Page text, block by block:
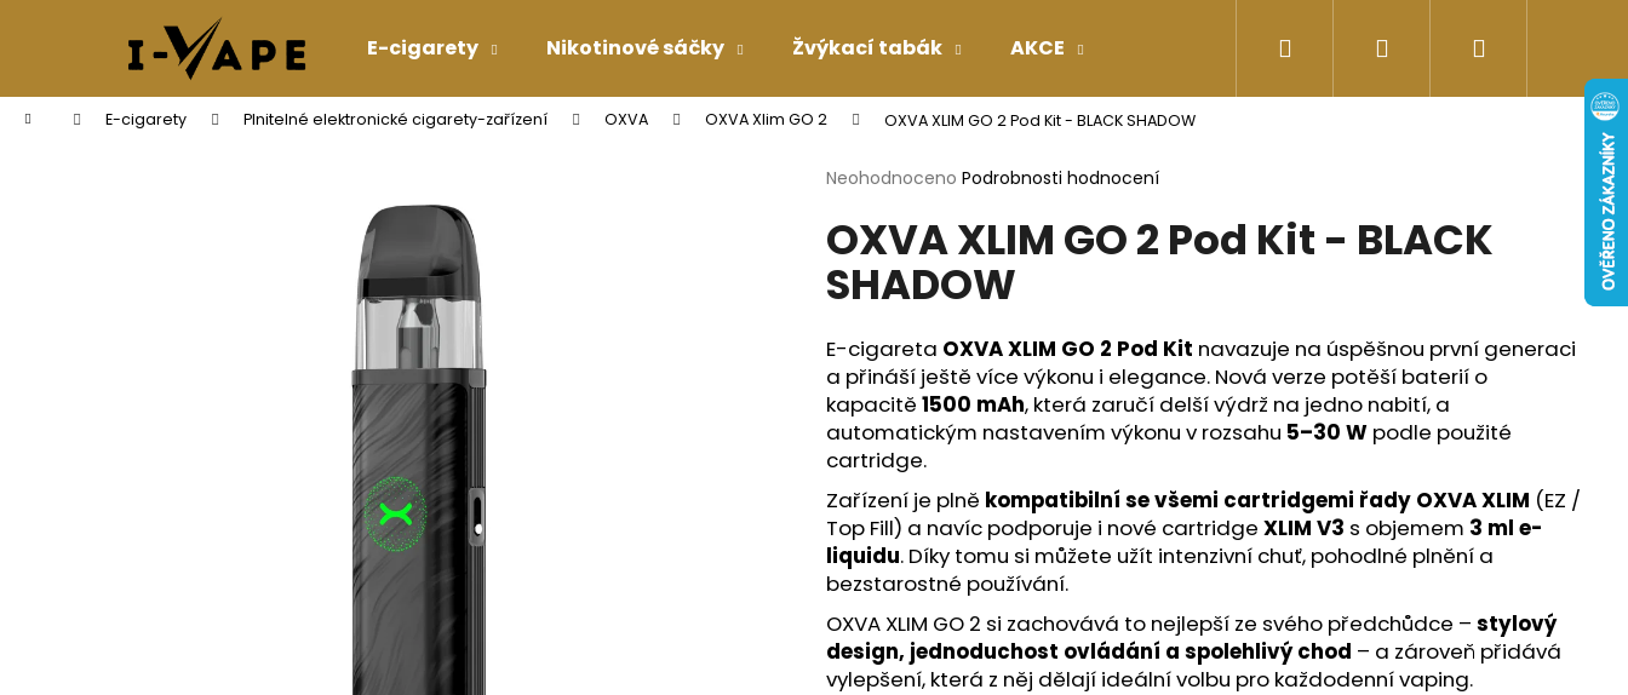
E-cigarety Nikotinové sáčky Žvýkací tabák AKCE Doplňky stravy Energy-kofeinové
Přihlášení
Domů E-cigarety Plnitelné elektronické cigarety-zařízení OXVA OXVA Xlim GO 2 OXVA XLIM GO 2 Pod Kit - BLACK SHADOW
Průměrné
produktu
je
0,0
z
hvězdiček.
Neohodnoceno Podrobnosti hodnocení
OXVA XLIM GO 2 Pod Kit - BLACK
SHADOW
E-cigareta OXVA XLIM GO 2 Pod Kit navazuje na úspěšnou první generaci
a přináší ještě více výkonu i elegance. Nová verze potěší baterií o
kapacitě 1500 mAh, která zaručí delší výdrž na jedno nabití, a
automatickým nastavením výkonu v rozsahu 5–30 W podle použité
cartridge.
Zařízení je plně kompatibilní se všemi cartridgemi řady OXVA XLIM (EZ /
Top Fill) a navíc podporuje i nové cartridge XLIM V3 s objemem 3 ml e-
liquidu. Díky tomu si můžete užít intenzivní chuť, pohodlné plnění a
bezstarostné používání.
OXVA XLIM GO 2 si zachovává to nejlepší ze svého předchůdce – stylový
design, jednoduchost ovládání a spolehlivý chod – a zároveň přidává
vylepšení, která z něj dělají ideální volbu pro každodenní vaping.
í
Zpět
do
obchodu
Zpět
do
obchodu
Co potřebujete najít?
HLEDAT
VENIX PRO CAPPUCINO-X
VENIX X2 COLA-X
79 Kč
Původně: